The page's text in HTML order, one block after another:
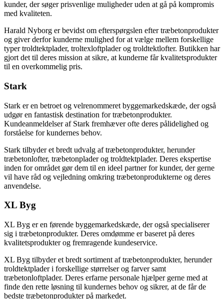
kunder, der søger prisvenlige muligheder uden at gå på kompromis
med kvaliteten.
Harald Nyborg er bevidst om efterspørgslen efter træbetonprodukter
og giver derfor kunderne mulighed for at vælge mellem forskellige
typer troldtektplader, troltexloftplader og troldtektlofter. Butikken har
gjort det til deres mission at sikre, at kunderne får kvalitetsprodukter
til en overkommelig pris.
Stark
Stark er en betroet og velrenommeret byggemarkedskæde, der også
udgør en fantastisk destination for træbetonprodukter.
Kundeanmeldelser af Stark fremhæver ofte deres pålidelighed og
forståelse for kundernes behov.
Stark tilbyder et bredt udvalg af træbetonprodukter, herunder
træbetonlofter, træbetonplader og troldtektplader. Deres ekspertise
inden for området gør dem til en ideel partner for kunder, der gerne
vil have råd og vejledning omkring træbetonprodukterne og deres
anvendelse.
XL Byg
XL Byg er en førende byggemarkedskæde, der også specialiserer
sig i træbetonprodukter. Deres omdømme er baseret på deres
kvalitetsprodukter og fremragende kundeservice.
XL Byg tilbyder et bredt sortiment af træbetonprodukter, herunder
troldtektplader i forskellige størrelser og farver samt
træbetonloftplader. Deres erfarne personale hjælper gerne med at
finde den rette løsning til kundernes behov og sikrer, at de får de
bedste træbetonprodukter på markedet.